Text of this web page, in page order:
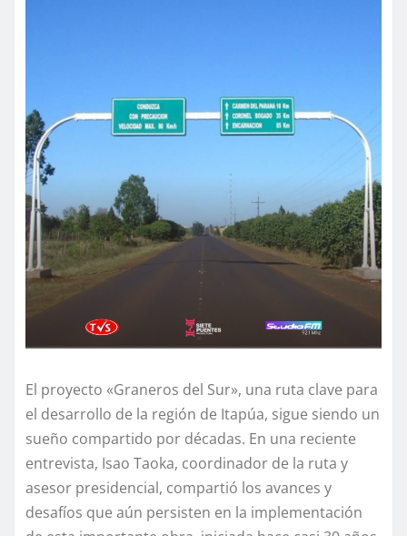
El proyecto «Graneros del Sur», una ruta clave para
el desarrollo de la región de Itapúa, sigue siendo un
sueño compartido por décadas. En una reciente
entrevista, Isao Taoka, coordinador de la ruta y
asesor presidencial, compartió los avances y
desafíos que aún persisten en la implementación